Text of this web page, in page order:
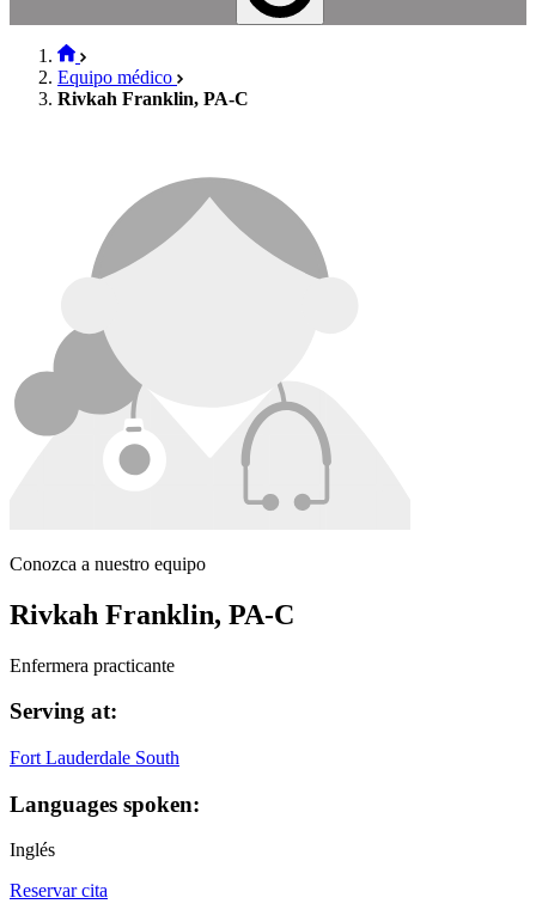
Equipo médico
Rivkah Franklin, PA-C
Conozca a nuestro equipo
Rivkah Franklin, PA-C
Enfermera practicante
Serving at:
Fort Lauderdale South
Languages spoken:
Inglés
Reservar cita